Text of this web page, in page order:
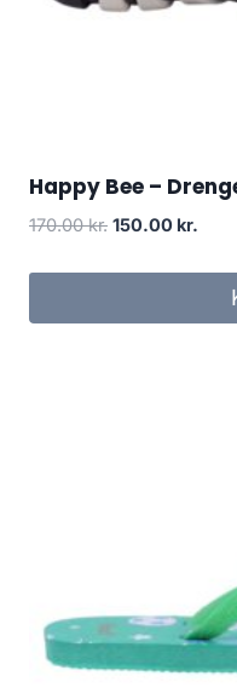
Happy Bee –
170.00kr. Original
was:
150.00 kr.
is: